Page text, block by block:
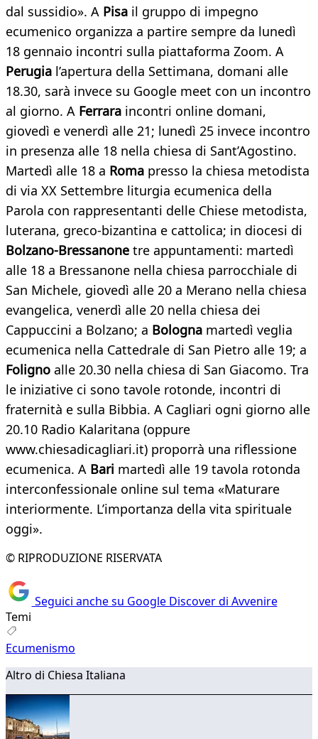
dal sussidio». A Pisa il gruppo di impegno
ecumenico organizza a partire sempre da lunedì
18 gennaio incontri sulla piattaforma Zoom. A
Perugia l’apertura della Settimana, domani alle
18.30, sarà invece su Google meet con un incontro
al giorno. A Ferrara incontri online domani,
giovedì e venerdì alle 21; lunedì 25 invece incontro
in presenza alle 18 nella chiesa di Sant’Agostino.
Martedì alle 18 a Roma presso la chiesa metodista
di via XX Settembre liturgia ecumenica della
Parola con rappresentanti delle Chiese metodista,
luterana, greco-bizantina e cattolica; in diocesi di
Bolzano-Bressanone tre appuntamenti: martedì
alle 18 a Bressanone nella chiesa parrocchiale di
San Michele, giovedì alle 20 a Merano nella chiesa
evangelica, venerdì alle 20 nella chiesa dei
Cappuccini a Bolzano; a Bologna martedì veglia
ecumenica nella Cattedrale di San Pietro alle 19; a
Foligno alle 20.30 nella chiesa di San Giacomo. Tra
le iniziative ci sono tavole rotonde, incontri di
fraternità e sulla Bibbia. A Cagliari ogni giorno alle
20.10 Radio Kalaritana (oppure
www.chiesadicagliari.it) proporrà una riflessione
ecumenica. A Bari martedì alle 19 tavola rotonda
interconfessionale online sul tema «Maturare
interiormente. L’importanza della vita spirituale
oggi».
© RIPRODUZIONE RISERVATA
Seguici anche su Google Discover di Avvenire
Temi
Ecumenismo
Altro di Chiesa Italiana